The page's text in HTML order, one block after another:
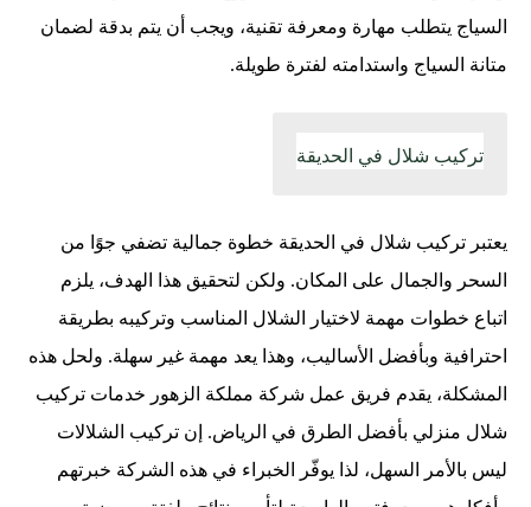
السياج يتطلب مهارة ومعرفة تقنية، ويجب أن يتم بدقة لضمان
متانة السياج واستدامته لفترة طويلة.
تركيب شلال في الحديقة
يعتبر تركيب شلال في الحديقة خطوة جمالية تضفي جوًا من
السحر والجمال على المكان. ولكن لتحقيق هذا الهدف، يلزم
اتباع خطوات مهمة لاختيار الشلال المناسب وتركيبه بطريقة
احترافية وبأفضل الأساليب، وهذا يعد مهمة غير سهلة. ولحل هذه
المشكلة، يقدم فريق عمل شركة مملكة الزهور خدمات تركيب
شلال منزلي بأفضل الطرق في الرياض. إن تركيب الشلالات
ليس بالأمر السهل، لذا يوفّر الخبراء في هذه الشركة خبرتهم